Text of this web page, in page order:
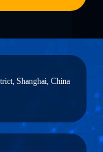
Shanghai, China